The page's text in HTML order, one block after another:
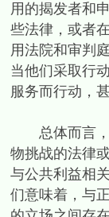
用的揭发者和
些法律，或者
用法院和审判
当他们采取行
服务而行动，
总体而言，
物挑战的法律
与公共利益相
们意味着，与